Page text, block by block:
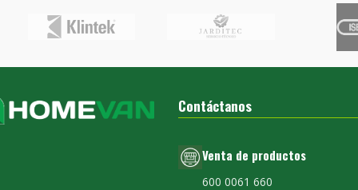
Contáctanos
Venta de productos
600 0061 660